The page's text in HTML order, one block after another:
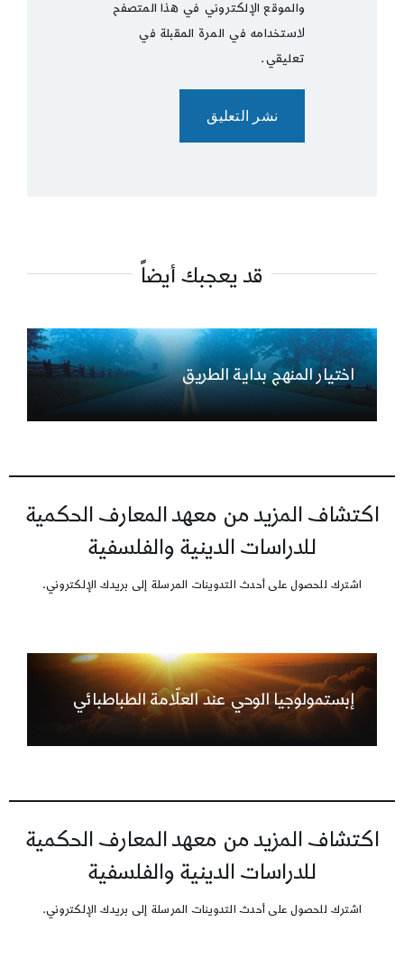
والموقع الإلكتروني في هذا المتصفح
لاستخدامه في المرة المقبلة في
تعليقي.
قد يعجبك أيضاً
اختيار المنهج بداية الطريق
اكتشاف المزيد من معهد المعارف الحكمية
للدراسات الدينية والفلسفية
اشترك للحصول على أحدث التدوينات المرسلة إلى بريدك الإلكتروني.
إبستمولوجيا الوحي عند العلّامة الطباطبائي
اكتشاف المزيد من معهد المعارف الحكمية
للدراسات الدينية والفلسفية
اشترك للحصول على أحدث التدوينات المرسلة إلى بريدك الإلكتروني.